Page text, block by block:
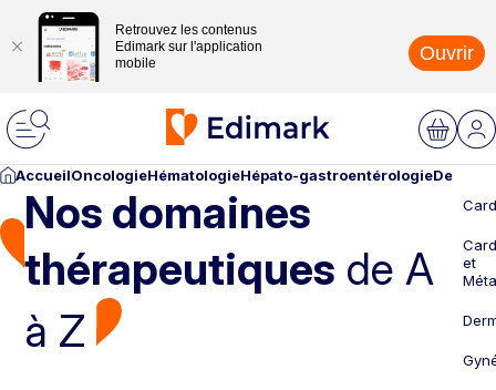
Retrouvez les contenus
Edimark sur l'application
mobile
Ouvrir
AccueilOncologieHématologieHépato-gastroentérologie
Nos domaines
thérapeutiques de A
à Z
et